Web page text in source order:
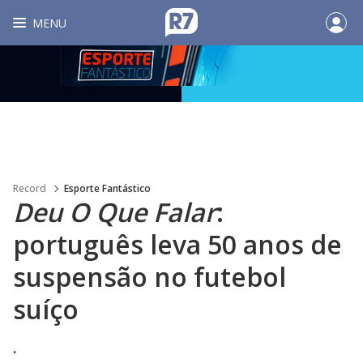
MENU
Record Esporte Fantástico
Deu O Que Falar:
português leva 50 anos de
suspensão no futebol
suíço
.